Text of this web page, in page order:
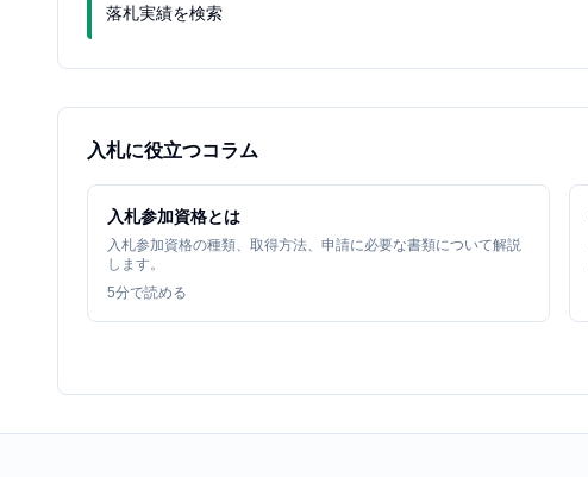
落札実績を検索
入札に役立つコラム
入札参加資格とは
入札参加資格の種類、取得方法、申請に必要な書類について解説
します。
5分で読める